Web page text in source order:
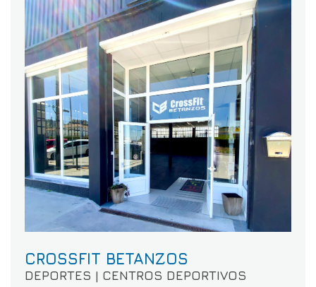
CROSSFIT BETANZOS
DEPORTES | CENTROS DEPORTIVOS